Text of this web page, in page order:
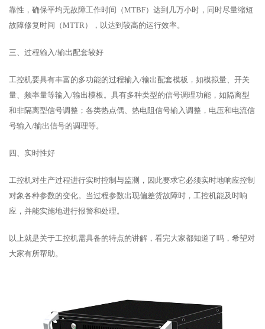
靠性，确保平均无故障工作时间（MTBF）达到几万小时，同时尽量缩短
故障修复时间（MTTR），以达到较高的运行效率。
三、过程输入/输出配套较好
工控机要具有丰富的多功能的过程输入/输出配套模板，如模拟量、开关
量、频率量等输入/输出模板。具有多种类型的信号调理功能，如隔离型
和非隔离型信号调整；各类热点偶、热电阻信号输入调整，电压和电流信
号输入/输出信号的调理等。
四、实时性好
工控机对生产过程进行实时控制与监测，因此要求它必须实时地响应控制
对象各种参数的变化。当过程参数出现偏差货故障时，工控机能及时响
应，并能实施地进行报警和处理。
以上就是关于工控机需具备的特点的讲解，看完大家都知道了吗，希望对
大家有所帮助。